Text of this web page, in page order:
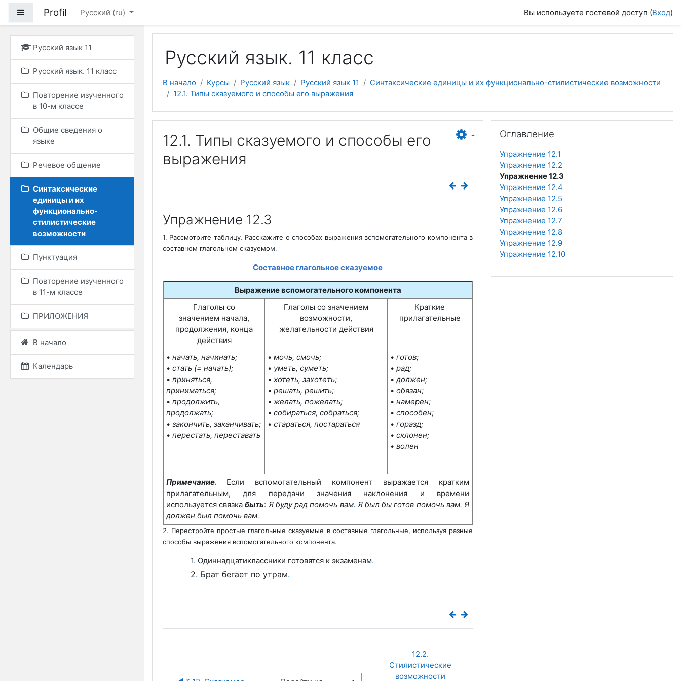
Боковая панель
Profil Русский ‎(ru)‎ Вы используете гостевой доступ (Вход)
Русский язык 11
Русский язык. 11 класс
Повторение изученного
в 10-м классе
Общие сведения о
языке
Речевое общение
Синтаксические
единицы и их
функционально-
стилистические
возможности
Пунктуация
Повторение изученного
в 11-м классе
ПРИЛОЖЕНИЯ
В начало
Календарь
Русский язык. 11 класс
В начало Курсы Русский язык Русский язык 11
Синтаксические единицы и их функционально-стилистические возможности
12.1. Типы сказуемого и способы его выражения
12.1. Типы сказуемого и способы его
выражения
Упражнение 12.3
1. Рассмотрите таблицу. Расскажите о способах выражения вспомогательного компонента в
составном глагольном сказуемом.
Составное глагольное сказуемое
Выражение вспомогательного компонента
Глаголы со
значением начала,
продолжения, конца
действия
Глаголы со значением
возможности,
желательности действия
Краткие
прилагательные
• начать, начинать;
• стать (= начать);
• приняться,
приниматься;
• продолжить,
продолжать;
• закончить, заканчивать;
• перестать, переставать
• мочь, смочь;
• уметь, суметь;
• хотеть, захотеть;
• решать, решить;
• желать, пожелать;
• собираться, собраться;
• стараться, постараться
• готов;
• рад;
• должен;
• обязан;
• намерен;
• способен;
• горазд;
• склонен;
• волен
Примечание.
Если вспомогательный компонент выражается кратким
прилагательным, для передачи значения наклонения и времени
используетсясвязкабыть: Я буду рад помочь вам. Я был бы готов помочь вам. Я
должен был помочь вам.
2. Перестройте простые глагольные сказуемые в составные глагольные, используя разные
способы выражения вспомогательного компонента.
1. Одиннадцатиклассники готовятся к экзаменам.
2. Брат бегает по утрам.
12.2.
Стилистические
возможности
Оглавление
Упражнение 12.1
Упражнение 12.2
Упражнение 12.3
Упражнение 12.4
Упражнение 12.5
Упражнение 12.6
Упражнение 12.7
Упражнение 12.8
Упражнение 12.9
Упражнение 12.10